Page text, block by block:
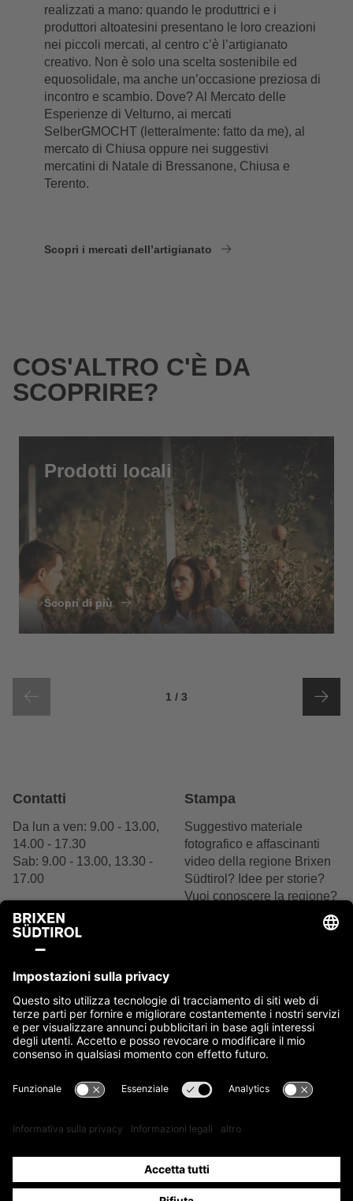
realizzati a mano: quando le produttrici e i
produttori altoatesini presentano le loro creazioni
nei piccoli mercati, al centro c’è l’artigianato
creativo. Non è solo una scelta sostenibile ed
equosolidale, ma anche un’occasione preziosa di
incontro e scambio. Dove? Al Mercato delle
Esperienze di Velturno, ai mercati
SelberGMOCHT (letteralmente: fatto da me), al
mercato di Chiusa oppure nei suggestivi
mercatini di Natale di Bressanone, Chiusa e
Terento.
Scopri i mercati dell’artigianato
COS'ALTRO C'È DA
SCOPRIRE?
Prodotti locali
Scopri di più
1 di/ 3
Contatti
Da lun a ven: 9.00 - 13.00,
14.00 - 17.30
Sab: 9.00 - 13.00, 13.30 -
17.00
Scrivici
Stampa
Suggestivo materiale
fotografico e affascinanti
video della regione Brixen
Südtirol? Idee per storie?
Vuoi conoscere la regione?
Note legali Cookie Privacy
Sitemap
IT00397760216